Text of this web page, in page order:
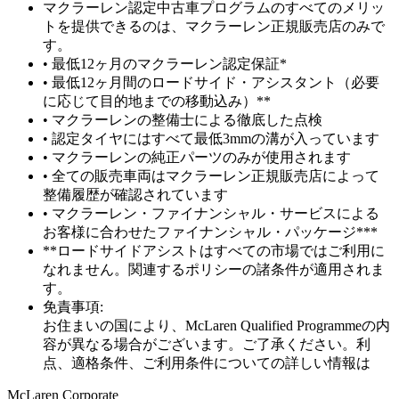
マクラーレン認定中古車プログラムのすべてのメリッ
トを提供できるのは、マクラーレン正規販売店のみで
す。
• 最低12ヶ月のマクラーレン認定保証*
• 最低12ヶ月間のロードサイド・アシスタント（必要
に応じて目的地までの移動込み）**
• マクラーレンの整備士による徹底した点検
• 認定タイヤにはすべて最低3mmの溝が入っています
• マクラーレンの純正パーツのみが使用されます
• 全ての販売車両はマクラーレン正規販売店によって
整備履歴が確認されています
• マクラーレン・ファイナンシャル・サービスによる
お客様に合わせたファイナンシャル・パッケージ***
**ロードサイドアシストはすべての市場ではご利用に
なれません。関連するポリシーの諸条件が適用されま
す。
免責事項:
お住まいの国により、McLaren Qualified Programmeの内
容が異なる場合がございます。ご了承ください。利
点、適格条件、ご利用条件についての詳しい情報は
McLaren Corporate